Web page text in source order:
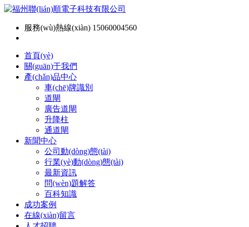
服務(wù)熱線(xiàn) 15060004560
首頁(yè)
關(guān)于我們
產(chǎn)品中心
車(chē)牌識別
道閘
廣告道閘
升降柱
通道閘
新聞中心
公司動(dòng)態(tài)
行業(yè)動(dòng)態(tài)
最新資訊
問(wèn)題解答
百科知識
成功案例
在線(xiàn)留言